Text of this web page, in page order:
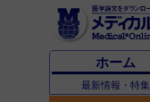
ホーム
最新情報・特集